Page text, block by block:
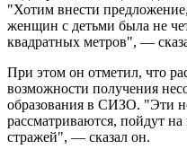
"Хотим внести
женщин с детьми была не
квадратных метров", —
При этом он отметил, что
возможности получения
образования в СИЗО. "Эти
рассматриваются, пойдут
стражей", — сказал он.